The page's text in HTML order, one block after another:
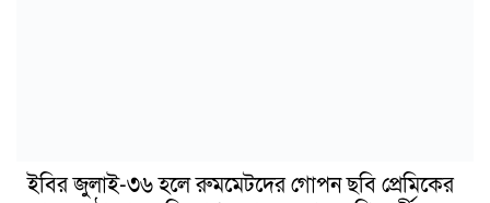
ইবির জুলাই-৩৬ হলে রুমমেটদের গোপন ছবি প্রেমিকের